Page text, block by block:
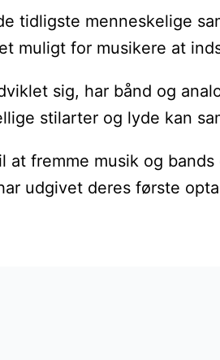
menneskelige
muligt for musikere at
sig, har bånd og
stilarter og lyde kan
fremme musik og
udgivet deres første